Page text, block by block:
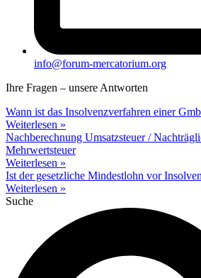
info@forum-mercatorium.org
Ihre Fragen – unsere Antworten
Wann ist das Insolvenzverfahren einer
Weiterlesen »
Nachberechnung Umsatzsteuer /
Mehrwertsteuer
Weiterlesen »
Ist der gesetzliche Mindestlohn vor
Weiterlesen »
Suche